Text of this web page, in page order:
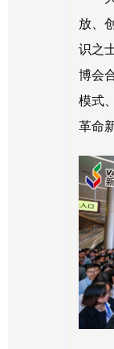
放、
识之
博会
模式
革命